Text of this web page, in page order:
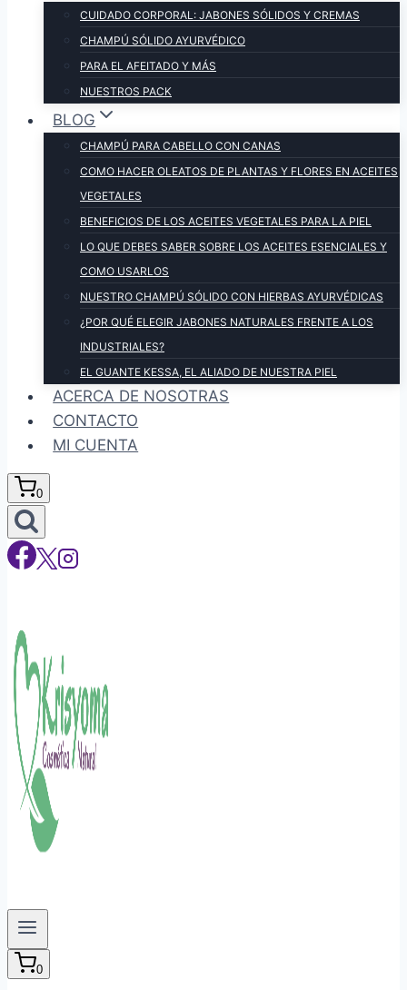
CUIDADO CORPORAL: JABONES SÓLIDOS Y CREMAS
CHAMPÚ SÓLIDO AYURVÉDICO
PARA EL AFEITADO Y MÁS
NUESTROS PACK
BLOG
CHAMPÚ PARA CABELLO CON CANAS
COMO HACER OLEATOS DE PLANTAS Y FLORES EN ACEITES
VEGETALES
BENEFICIOS DE LOS ACEITES VEGETALES PARA LA PIEL
LO QUE DEBES SABER SOBRE LOS ACEITES ESENCIALES Y
COMO USARLOS
NUESTRO CHAMPÚ SÓLIDO CON HIERBAS AYURVÉDICAS
¿POR QUÉ ELEGIR JABONES NATURALES FRENTE A LOS
INDUSTRIALES?
EL GUANTE KESSA, EL ALIADO DE NUESTRA PIEL
ACERCA DE NOSOTRAS
CONTACTO
MI CUENTA
0
0